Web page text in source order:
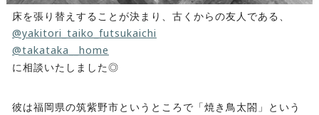
床を張り替えすることが決まり、古くからの友人である、
@yakitori_taiko_futsukaichi
@takataka__home
に相談いたしました◎
彼は福岡県の筑紫野市というところで「焼き鳥太閤」という